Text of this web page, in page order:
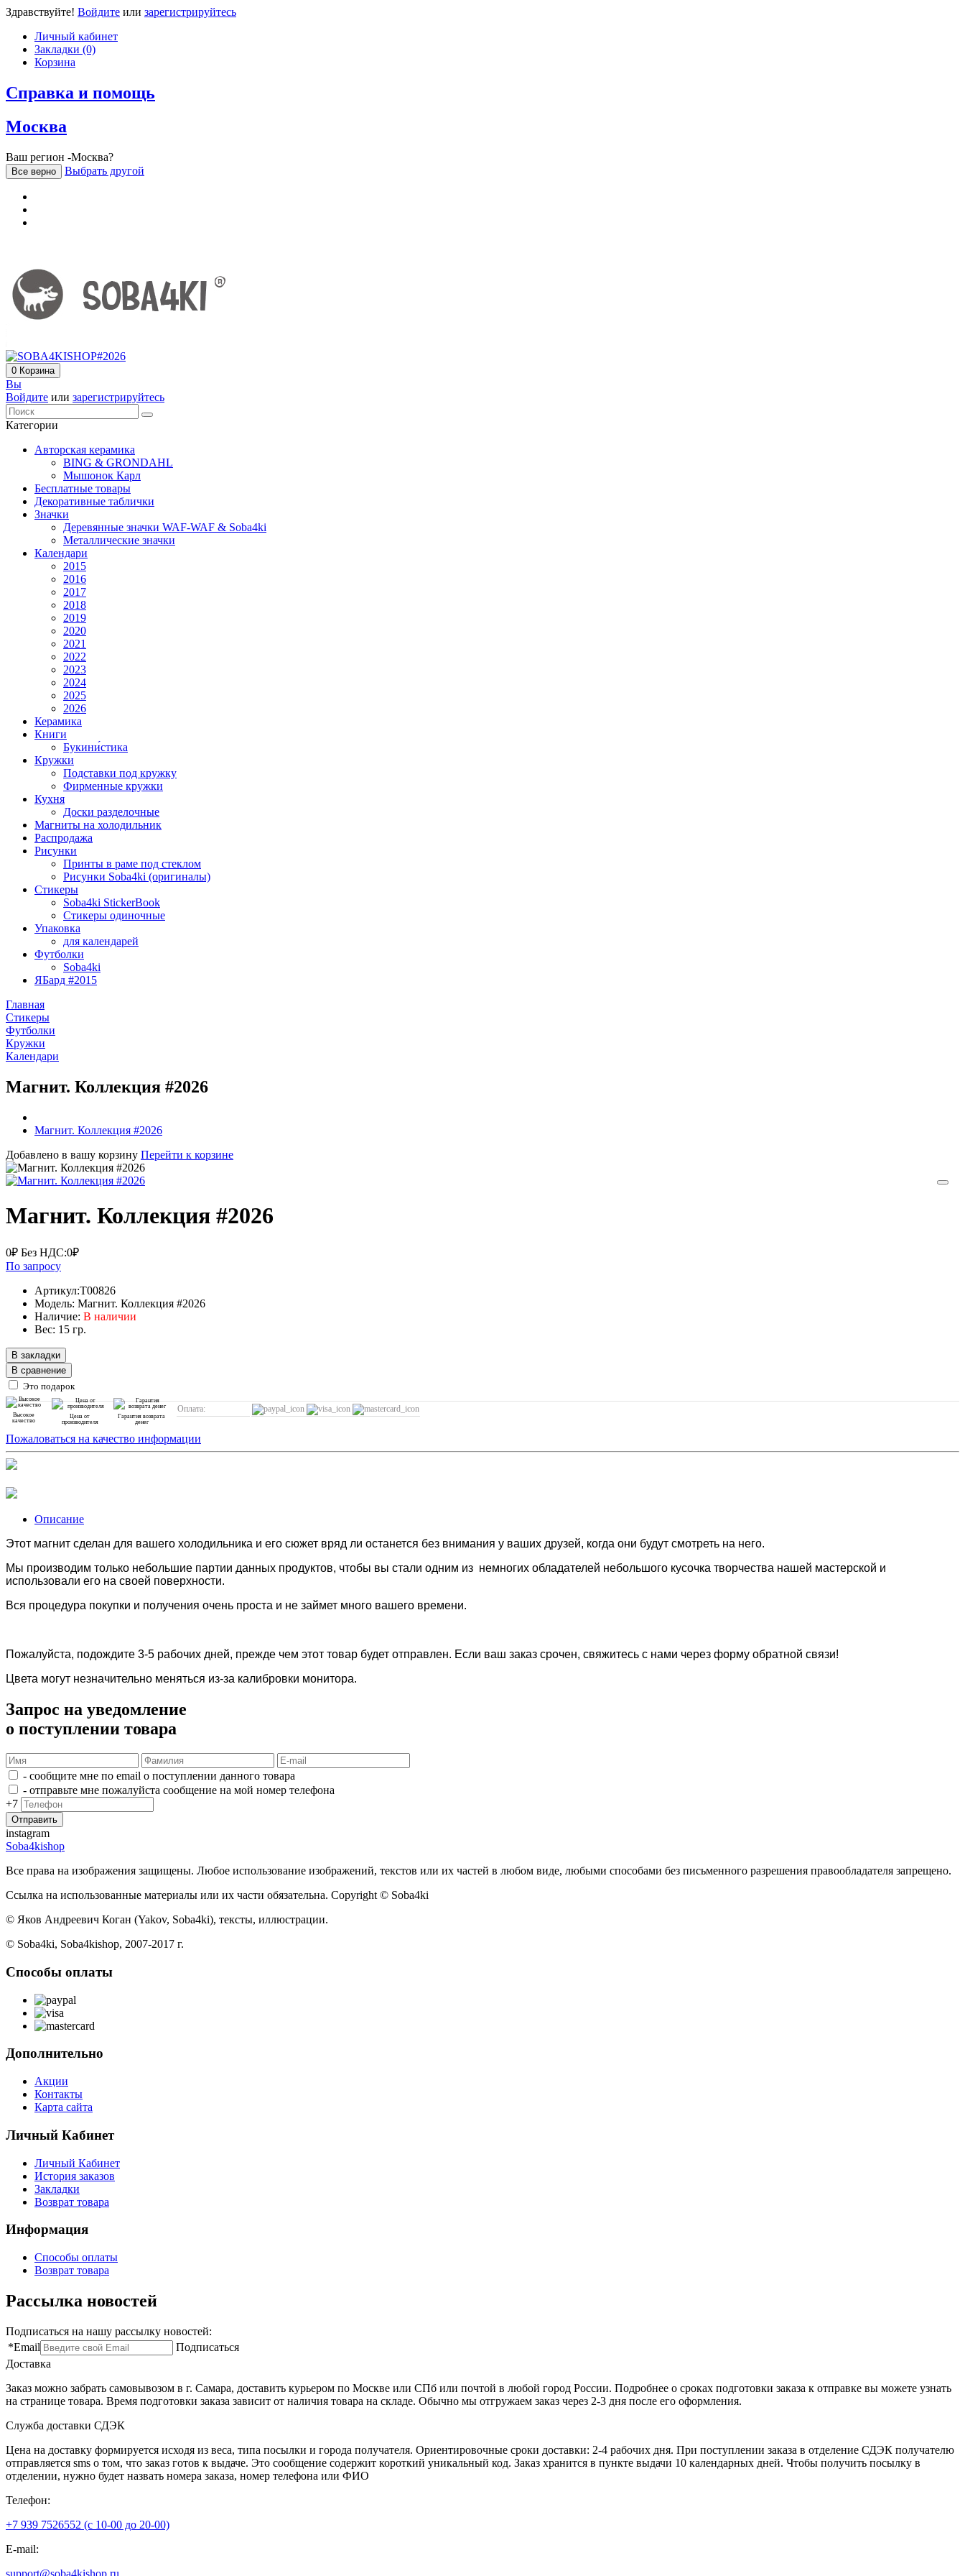
Здравствуйте! Войдите или зарегистрируйтесь
Личный кабинет
Закладки (0)
Корзина
Справка и помощь
Москва
Ваш регион -Москва?
Все верно Выбрать другой
0 Корзина
Вы
Войдите или зарегистрируйтесь
Категории
Авторская керамика
BING & GRONDAHL
Мышонок Карл
Бесплатные товары
Декоративные таблички
Значки
Деревянные значки WAF-WAF & Soba4ki
Металлические значки
Календари
2015
2016
2017
2018
2019
2020
2021
2022
2023
2024
2025
2026
Керамика
Книги
Букини́стика
Кружки
Подставки под кружку
Фирменные кружки
Кухня
Доски разделочные
Магниты на холодильник
Распродажа
Рисунки
Принты в раме под стеклом
Рисунки Soba4ki (оригиналы)
Стикеры
Soba4ki StickerBook
Стикеры одиночные
Упаковка
для календарей
Футболки
Soba4ki
ЯБард #2015
Главная
Стикеры
Футболки
Кружки
Календари
Магнит. Коллекция #2026
Магнит. Коллекция #2026
Добавлено в вашу корзину Перейти к корзине
Магнит. Коллекция #2026
0₽ Без НДС:0₽
По запросу
Артикул:T00826
Модель: Магнит. Коллекция #2026
Наличие: В наличии
Вес: 15 гр.
В закладки
В сравнение
Это подарок
Высокое
качество
Цена от
производителя
Гарантия возврата
денег
Оплата:
Пожаловаться на качество информации
Описание
Этот магнит сделан для вашего холодильника и его сюжет вряд ли останется без внимания у ваших друзей, когда они будут смотреть на него.
Мы производим только небольшие партии данных продуктов, чтобы вы стали одним из немногих обладателей небольшого кусочка творчества нашей мастерской и
использовали его на своей поверхности.
Вся процедура покупки и получения очень проста и не займет много вашего времени.
Пожалуйста, подождите 3-5 рабочих дней, прежде чем этот товар будет отправлен. Если ваш заказ срочен, свяжитесь с нами через форму обратной связи!
Цвета могут незначительно меняться из-за калибровки монитора.
Запрос на уведомление
о поступлении товара
- сообщите мне по email о поступлении данного товара
- отправьте мне пожалуйста сообщение на мой номер телефона
+7
instagram
Soba4kishop
Все права на изображения защищены. Любое использование изображений, текстов или их частей в любом виде, любыми способами без письменного разрешения правообладателя запрещено.
Ссылка на использованные материалы или их части обязательна. Copyright © Soba4ki
© Яков Андреевич Коган (Yakov, Soba4ki), тексты, иллюстрации.
© Soba4ki, Soba4kishop, 2007-2017 г.
Способы оплаты
Дополнительно
Акции
Контакты
Карта сайта
Личный Кабинет
Личный Кабинет
История заказов
Закладки
Возврат товара
Информация
Способы оплаты
Возврат товара
Рассылка новостей
Подписаться на нашу рассылку новостей:
*Email
Подписаться
Доставка
Заказ можно забрать самовывозом в г. Самара, доставить курьером по Москве или СПб или почтой в любой город России. Подробнее о сроках подготовки заказа к отправке вы можете узнать
на странице товара. Время подготовки заказа зависит от наличия товара на складе. Обычно мы отгружаем заказ через 2-3 дня после его оформления.
Служба доставки СДЭК
Цена на доставку формируется исходя из веса, типа посылки и города получателя. Ориентировочные сроки доставки: 2-4 рабочих дня. При поступлении заказа в отделение СДЭК получателю
отправляется sms о том, что заказ готов к выдаче. Это сообщение содержит короткий уникальный код. Заказ хранится в пункте выдачи 10 календарных дней. Чтобы получить посылку в
отделении, нужно будет назвать номера заказа, номер телефона или ФИО
Телефон:
+7 939 7526552 (с 10-00 до 20-00)
E-mail:
support@soba4kishop.ru